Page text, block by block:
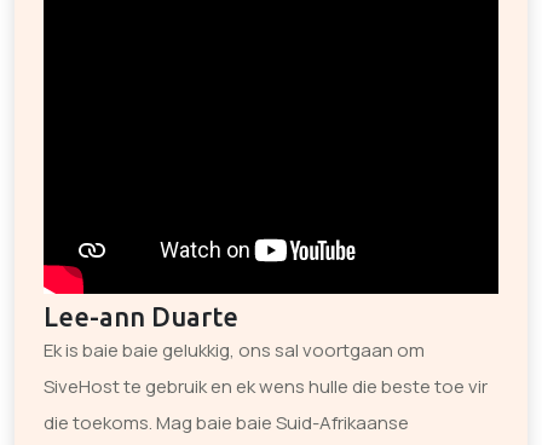
Lee-ann Duarte
Ek is baie baie gelukkig, ons sal voortgaan om
SiveHost te gebruik en ek wens hulle die beste toe vir
die toekoms. Mag baie baie Suid-Afrikaanse